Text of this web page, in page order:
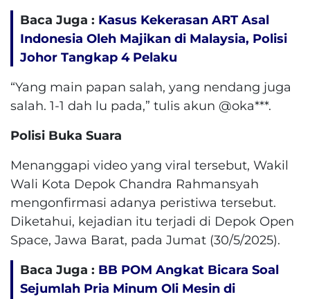
Baca Juga : Kasus Kekerasan ART Asal
Indonesia Oleh Majikan di Malaysia, Polisi
Johor Tangkap 4 Pelaku
“Yang main papan salah, yang nendang juga
salah. 1-1 dah lu pada,” tulis akun @oka***.
Polisi Buka Suara
Menanggapi video yang viral tersebut, Wakil
Wali Kota Depok Chandra Rahmansyah
mengonfirmasi adanya peristiwa tersebut.
Diketahui, kejadian itu terjadi di Depok Open
Space, Jawa Barat, pada Jumat (30/5/2025).
Baca Juga : BB POM Angkat Bicara Soal
Sejumlah Pria Minum Oli Mesin di